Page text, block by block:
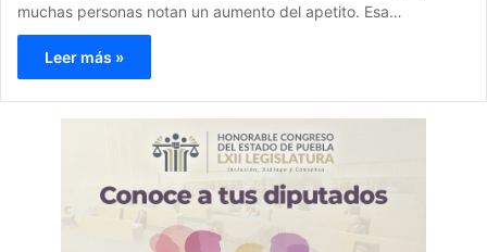
muchas personas notan un aumento del apetito. Esa…
Leer más »